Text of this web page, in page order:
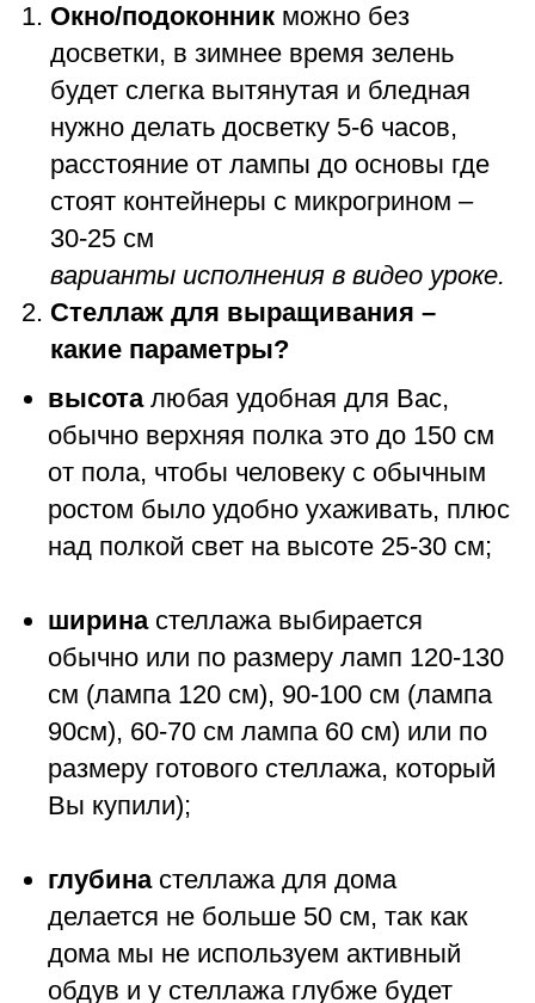
Окно/подоконник можно без
досветки, в зимнее время зелень
будет слегка вытянутая и бледная
нужно делать досветку 5-6 часов,
расстояние от лампы до основы где
стоят контейнеры с микрогрином –
30-25 см
варианты исполнения в видео уроке.
Стеллаж для выращивания –
какие параметры?
высоталюбая удобная для Вас,
обычно верхняя полка это до 150 см
от пола, чтобы человеку с обычным
ростом было удобно ухаживать, плюс
над полкой свет на высоте 25-30 см;
ширинастеллажа выбирается
обычно или по размеру ламп 120-130
см (лампа 120 см), 90-100 см (лампа
90см), 60-70 см лампа 60 см) или по
размеру готового стеллажа, который
Вы купили);
глубинастеллажа для дома
делается не больше 50 см, так как
дома мы не используем активный
обдув и у стеллажа глубже будет